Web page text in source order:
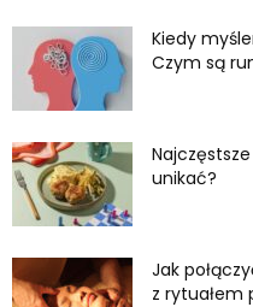
Kiedy
Czym są
unikać?
Jak
z rytuałem